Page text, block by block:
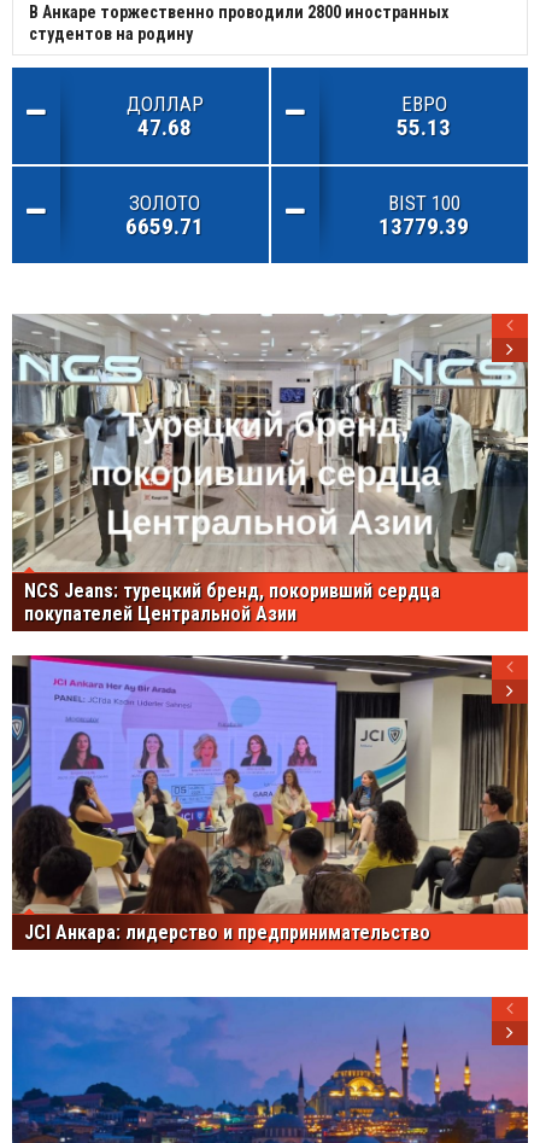
В Анкаре торжественно проводили 2800 иностранных
студентов на родину
ДОЛЛАР
47.68
ЕВРО
55.13
ЗОЛОТО
6659.71
BIST 100
13779.39
NCS Jeans: турецкий бренд, покоривший сердца
покупателей Центральной Азии
JCI Анкара: лидерство и предпринимательство